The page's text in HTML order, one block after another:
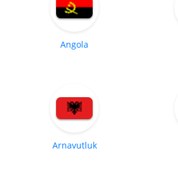
Angola
Arnavutluk